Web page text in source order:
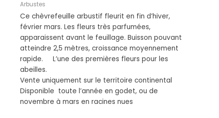
Arbustes
Ce chèvrefeuille arbustif fleurit en fin d’hiver,
février mars. Les fleurs très parfumées,
apparaissent avant le feuillage. Buisson pouvant
atteindre 2,5 mètres, croissance moyennement
rapide. L’une des premières fleurs pour les
abeilles.
Vente uniquement sur le territoire continental
Disponible toute l’année en godet, ou de
novembre à mars en racines nues